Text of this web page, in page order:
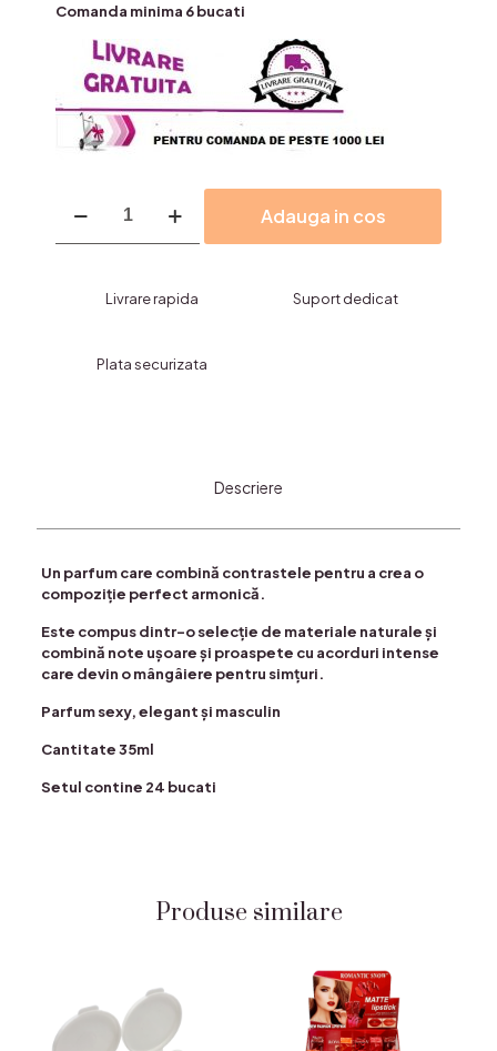
Comanda minima 6 bucati
Parfum,V.V.Love,No
35,GENTLE
Adauga in cos
Livrare rapida Suport dedicat
Plata securizata
Descriere
Un parfum care combină contrastele pentru a crea o
compoziție perfect armonică.
Este compus dintr-o selecție de materiale naturale și
combină note ușoare și proaspete cu acorduri intense
care devin o mângâiere pentru simțuri.
Parfum sexy, elegant și masculin
Cantitate 35ml
Setul contine 24 bucati
Produse similare